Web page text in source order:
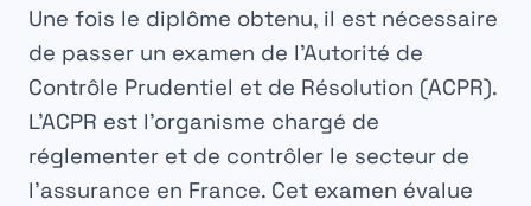
Une fois le diplôme obtenu, il est nécessaire
de passer un examen de l’Autorité de
Contrôle Prudentiel et de Résolution (ACPR).
L’ACPR est l’organisme chargé de
réglementer et de contrôler le secteur de
l’assurance en France. Cet examen évalue